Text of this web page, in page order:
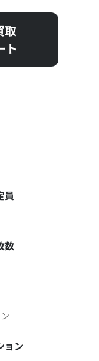
取
ト
員
数
ョン